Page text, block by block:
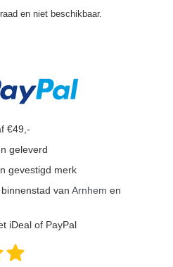
en niet beschikbaar.
€49,-
geleverd
gevestigd merk
van Arnhem en
iDeal of PayPal